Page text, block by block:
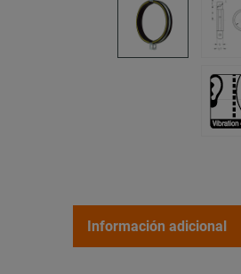
Información adicional